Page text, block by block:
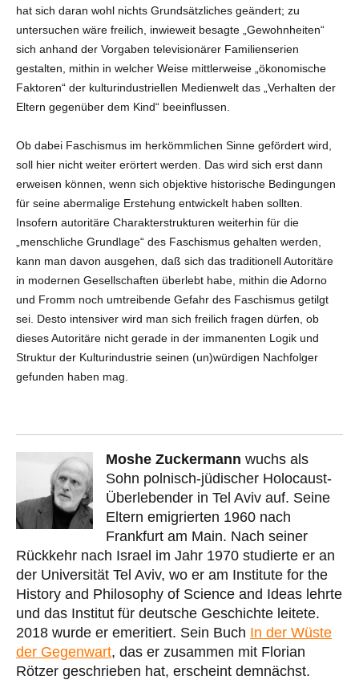
hat sich daran wohl nichts Grundsätzliches geändert; zu
untersuchen wäre freilich, inwieweit besagte „Gewohnheiten“
sich anhand der Vorgaben televisionärer Familienserien
gestalten, mithin in welcher Weise mittlerweise „ökonomische
Faktoren“ der kulturindustriellen Medienwelt das „Verhalten der
Eltern gegenüber dem Kind“ beeinflussen.
Ob dabei Faschismus im herkömmlichen Sinne gefördert wird,
soll hier nicht weiter erörtert werden. Das wird sich erst dann
erweisen können, wenn sich objektive historische Bedingungen
für seine abermalige Erstehung entwickelt haben sollten.
Insofern autoritäre Charakterstrukturen weiterhin für die
„menschliche Grundlage“ des Faschismus gehalten werden,
kann man davon ausgehen, daß sich das traditionell Autoritäre
in modernen Gesellschaften überlebt habe, mithin die Adorno
und Fromm noch umtreibende Gefahr des Faschismus getilgt
sei. Desto intensiver wird man sich freilich fragen dürfen, ob
dieses Autoritäre nicht gerade in der immanenten Logik und
Struktur der Kulturindustrie seinen (un)würdigen Nachfolger
gefunden haben mag.
Moshe Zuckermann wuchs als
Sohn polnisch-jüdischer Holocaust-
Überlebender in Tel Aviv auf. Seine
Eltern emigrierten 1960 nach
Frankfurt am Main. Nach seiner
Rückkehr nach Israel im Jahr 1970 studierte er an
der Universität Tel Aviv, wo er am Institute for the
History and Philosophy of Science and Ideas lehrte
und das Institut für deutsche Geschichte leitete.
2018 wurde er emeritiert. Sein Buch In der Wüste
der Gegenwart, das er zusammen mit Florian
Rötzer geschrieben hat, erscheint demnächst.